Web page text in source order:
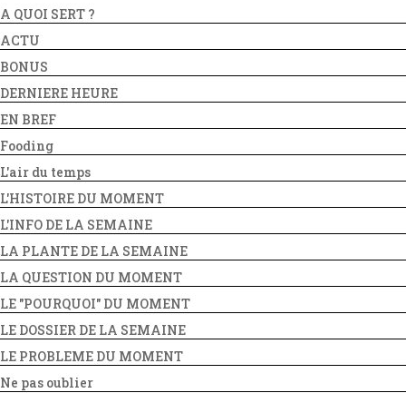
A QUOI SERT ?
ACTU
BONUS
DERNIERE HEURE
EN BREF
Fooding
L'air du temps
L'HISTOIRE DU MOMENT
L'INFO DE LA SEMAINE
LA PLANTE DE LA SEMAINE
LA QUESTION DU MOMENT
LE "POURQUOI" DU MOMENT
LE DOSSIER DE LA SEMAINE
LE PROBLEME DU MOMENT
Ne pas oublier